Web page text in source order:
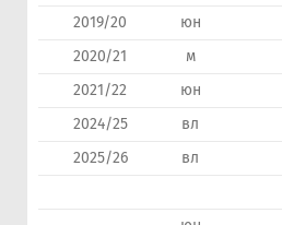
2019/20
юн
2020/21
м
2021/22
юн
2024/25
вл
2025/26
вл